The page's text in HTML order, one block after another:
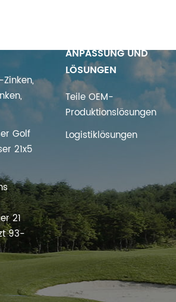
WEITERLESEN
Golf
21x5
21
93-
ANPASSUNG UND
LÖSUNGEN
Teile OEM-
Produktionslösungen
Logistiklösungen